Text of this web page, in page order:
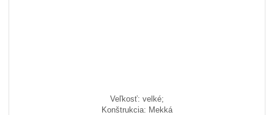
Veľkosť: velké;
Konštrukcia: Mekká